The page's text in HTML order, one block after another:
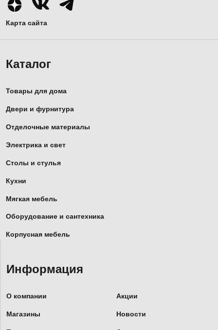
Карта сайта
Каталог
Товары для дома
Двери и фурнитура
Отделочные материалы
Электрика и свет
Столы и стулья
Кухни
Мягкая мебель
Оборудование и сантехника
Корпусная мебель
Информация
О компании Акции
Магазины Новости